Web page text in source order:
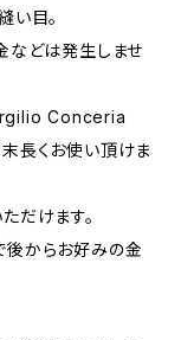
い目。
などは発生しませ
Virgilio Conceria
長くお使い頂けま
だけます。
後からお好みの金